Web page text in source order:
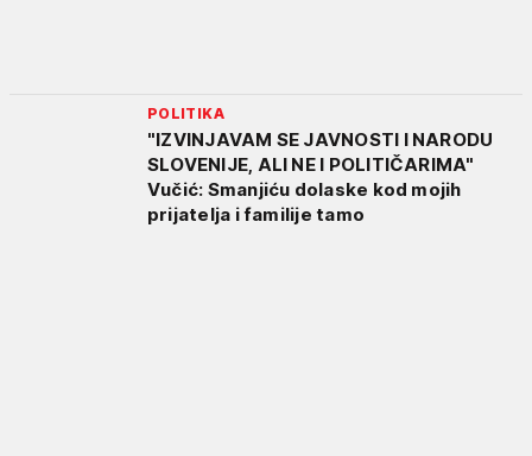
POLITIKA
"IZVINJAVAM SE JAVNOSTI I NARODU
SLOVENIJE, ALI NE I POLITIČARIMA"
Vučić: Smanjiću dolaske kod mojih
prijatelja i familije tamo